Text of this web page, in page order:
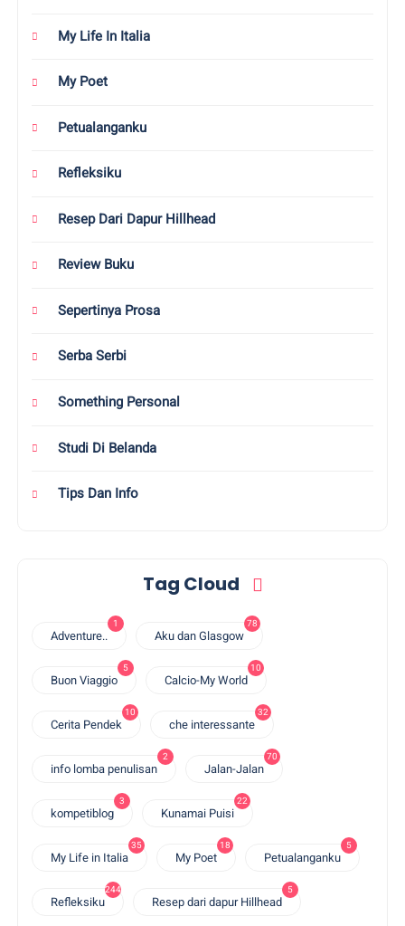
My Life In Italia
My Poet
Petualanganku
Refleksiku
Resep Dari Dapur Hillhead
Review Buku
Sepertinya Prosa
Serba Serbi
Something Personal
Studi Di Belanda
Tips Dan Info
Tag Cloud
Adventure..
1
Aku dan Glasgow
78
Buon Viaggio
5
Calcio-My World
10
Cerita Pendek
10
che interessante
32
info lomba penulisan
2
Jalan-Jalan
70
kompetiblog
3
Kunamai Puisi
22
My Life in Italia
35
My Poet
18
Petualanganku
5
Refleksiku
244
Resep dari dapur Hillhead
5